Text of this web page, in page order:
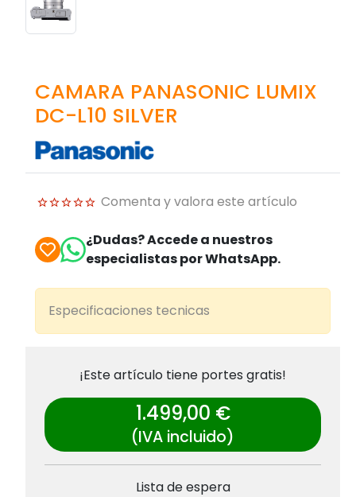
CAMARA PANASONIC LUMIX
DC-L10 SILVER
Comenta y valora este artículo
¿Dudas? Accede a nuestros
especialistas por WhatsApp.
Especificaciones tecnicas
¡Este artículo tiene portes gratis!
1.499,00 €
(IVA incluido)
Lista de espera